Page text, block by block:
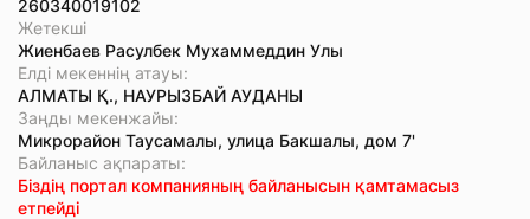
260340019102
Жетекші
Жиенбаев Расулбек Мухаммеддин Улы
Елді мекеннің атауы:
АЛМАТЫ Қ., НАУРЫЗБАЙ АУДАНЫ
Заңды мекенжайы:
Микрорайон Таусамалы, улица Бакшалы, дом 7'
Байланыс ақпараты:
Біздің портал компанияның байланысын қамтамасыз
етпейді